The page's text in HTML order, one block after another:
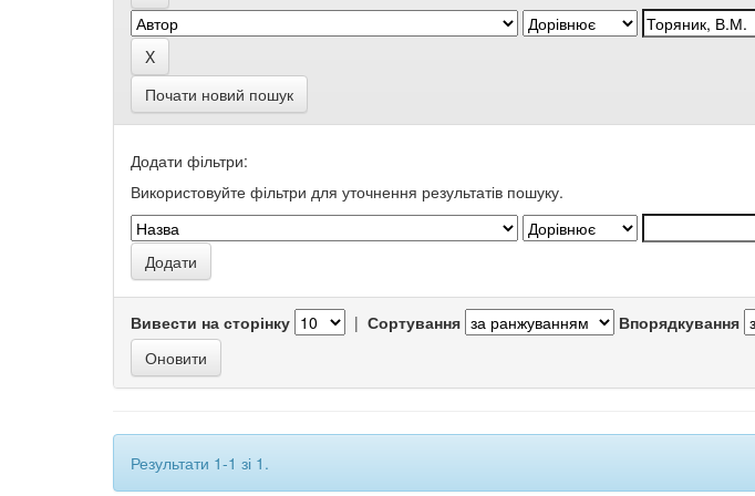
Почати новий пошук
Додати фільтри:
Використовуйте фільтри для уточнення результатів пошуку.
Вивести на сторінку | Сортування Впорядкування
Результати 1-1 зі 1.